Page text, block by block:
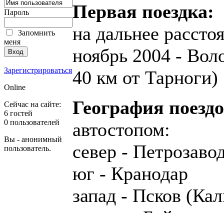
Пароль
Запомнить
меня
Зарегистрироваться
Online
Сейчас на сайте:
6 гостей
0 пользователей
Вы - анонимный
пользователь.
Первая поездка:
на дальнее
ноябрь 2004 -
40 км от Тарноги)
География
автостопом:
север -
юг - Кранодар
запад - Псков